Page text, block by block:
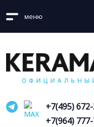
меню
+7(495)
+7(964)